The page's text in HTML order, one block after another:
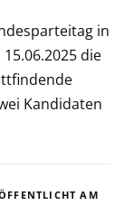
in
die
Kandidaten
AM